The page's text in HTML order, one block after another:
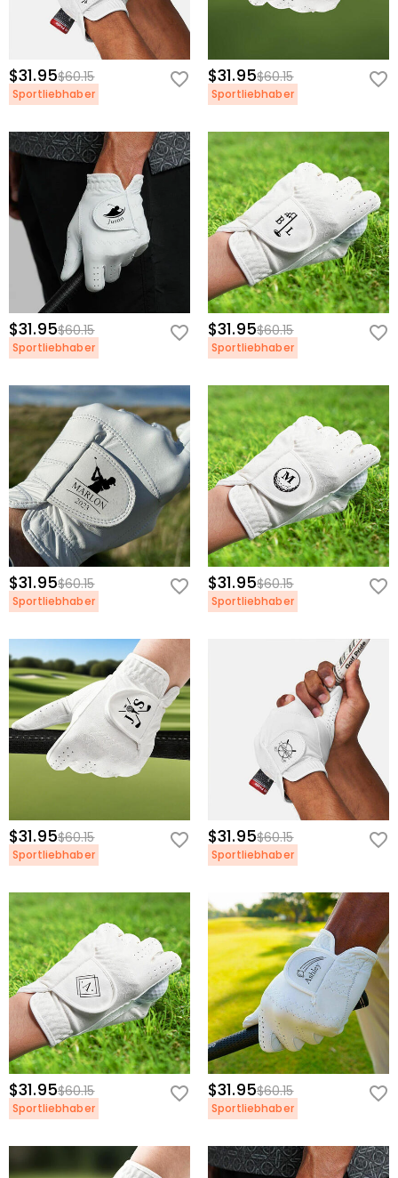
$31.95$60.15
Sportliebhaber
$31.95$60.15
Sportliebhaber
$31.95$60.15
Sportliebhaber
$31.95$60.15
Sportliebhaber
$31.95$60.15
Sportliebhaber
$31.95$60.15
Sportliebhaber
$31.95$60.15
Sportliebhaber
$31.95$60.15
Sportliebhaber
$31.95$60.15
Sportliebhaber
$31.95$60.15
Sportliebhaber